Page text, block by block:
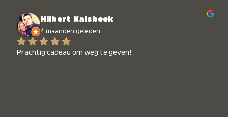
Hilbert Kalsbeek
4 maanden geleden
Prachtig cadeau om weg te geven!